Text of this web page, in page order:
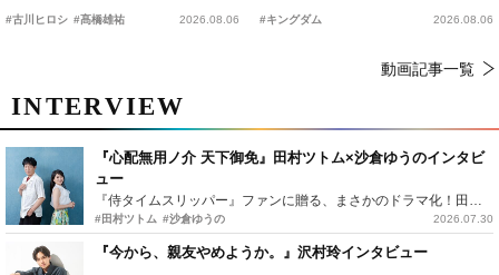
時上映決定
#古川ヒロシ #髙橋雄祐 2026.08.06
の“キングダムキャンプ”開催
#キングダム 2026.08.06
動画記事一覧
INTERVIEW
『心配無用ノ介 天下御免』田村ツトム×沙倉ゆうのインタビ
ュー
『侍タイムスリッパー』ファンに贈る、まさかのドラマ化！田村ツトム×沙倉ゆうのが語る『心配無用ノ介』撮影秘話
#田村ツトム #沙倉ゆうの 2026.07.30
『今から、親友やめようか。』沢村玲インタビュー